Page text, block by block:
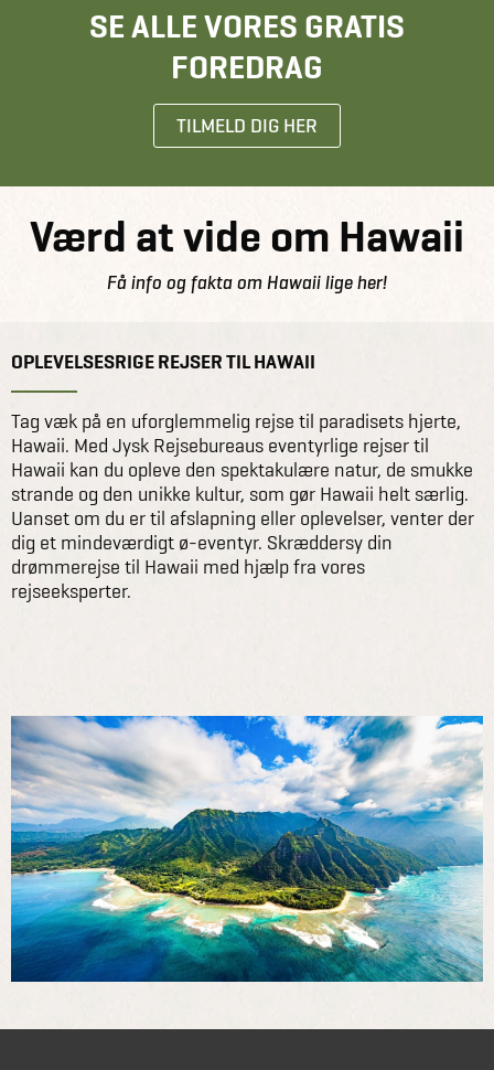
SE ALLE VORES GRATIS
FOREDRAG
TILMELD DIG HER
Værd at vide om Hawaii
Få info og fakta om Hawaii lige her!
OPLEVELSESRIGE REJSER TIL HAWAII
Tag væk på en uforglemmelig rejse til paradisets hjerte,
Hawaii. Med Jysk Rejsebureaus eventyrlige rejser til
Hawaii kan du opleve den spektakulære natur, de smukke
strande og den unikke kultur, som gør Hawaii helt særlig.
Uanset om du er til afslapning eller oplevelser, venter der
dig et mindeværdigt ø-eventyr. Skræddersy din
drømmerejse til Hawaii med hjælp fra vores
rejseeksperter.